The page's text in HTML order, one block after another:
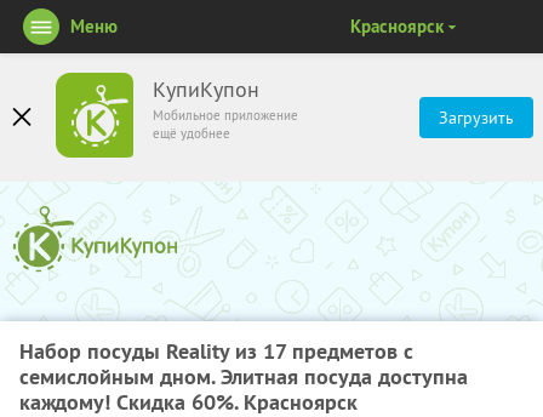
КупиКупон
Мобильное приложение
ещё удобнее
Загрузить
Меню Красноярск
Набор посуды Reality из 17 предметов с
семислойным дном. Элитная посуда доступна
каждому! Скидка 60%. Красноярск